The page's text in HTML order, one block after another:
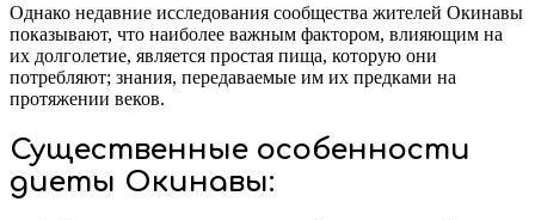
Однако недавние исследования сообщества жителей Окинавы
показывают, что наиболее важным фактором, влияющим на
их долголетие, является простая пища, которую они
потребляют; знания, передаваемые им их предками на
протяжении веков.
Существенные особенности
диеты Окинавы: